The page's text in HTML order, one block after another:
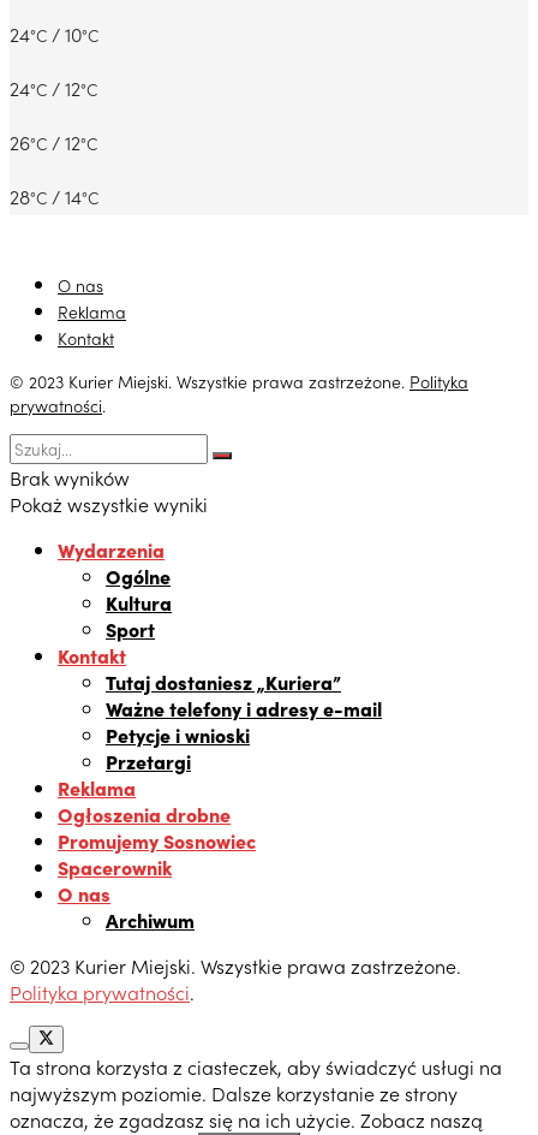
24°C / 10°C
24°C / 12°C
26°C / 12°C
28°C / 14°C
O nas
Reklama
Kontakt
© 2023 Kurier Miejski. Wszystkie prawa zastrzeżone. Polityka
prywatności.
Brak wyników
Pokaż wszystkie wyniki
Wydarzenia
Ogólne
Kultura
Sport
Kontakt
Tutaj dostaniesz „Kuriera”
Ważne telefony i adresy e-mail
Petycje i wnioski
Przetargi
Reklama
Ogłoszenia drobne
Promujemy Sosnowiec
Spacerownik
O nas
Archiwum
© 2023 Kurier Miejski. Wszystkie prawa zastrzeżone.
Polityka prywatności.
Ta strona korzysta z ciasteczek, aby świadczyć usługi na
najwyższym poziomie. Dalsze korzystanie ze strony
oznacza, że zgadzasz się na ich użycie. Zobacz naszą